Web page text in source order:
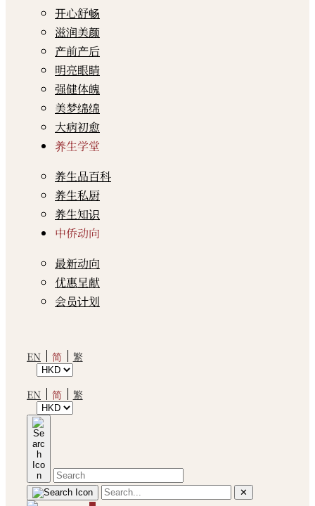
开心舒畅
滋润美颜
产前产后
明亮眼睛
强健体魄
美梦绵绵
大病初愈
养生学堂
养生品百科
养生私厨
养生知识
中侨动向
最新动向
优惠呈献
会员计划
EN 简 繁
EN 简 繁
✕